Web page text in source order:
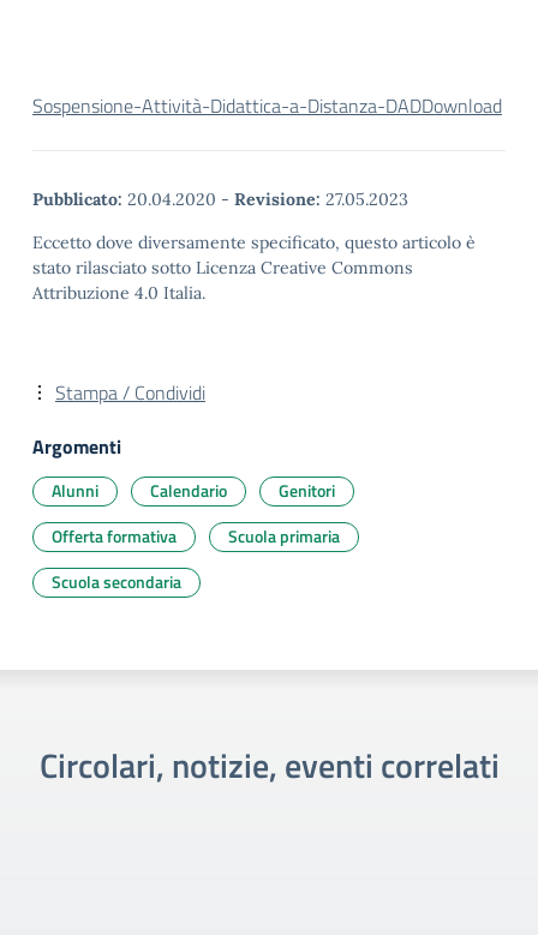
Sospensione-Attività-Didattica-a-Distanza-DADDownload
Pubblicato: 20.04.2020 - Revisione: 27.05.2023
Eccetto dove diversamente specificato, questo articolo è
stato rilasciato sotto Licenza Creative Commons
Attribuzione 4.0 Italia.
Stampa / Condividi
Argomenti
Alunni Calendario
Genitori
Offerta formativa
Scuola primaria
Scuola secondaria
Circolari, notizie, eventi correlati